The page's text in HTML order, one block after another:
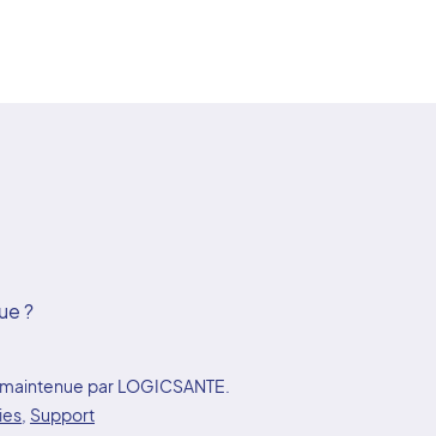
?
par LOGICSANTE.
Support